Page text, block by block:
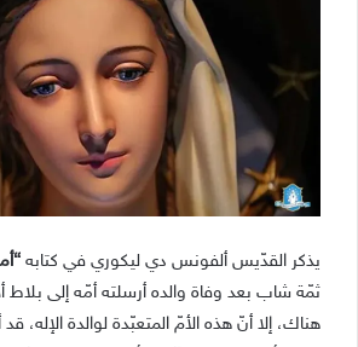
يذكر القدّيس ألفونس دي ليكوري في كتابه
ثمّة شاب بعد وفاة والده أرسلته أمّه إلى بلاط
هناك، إلا أنّ هذه الأمّ المتعبّدة لوالدة الإله،